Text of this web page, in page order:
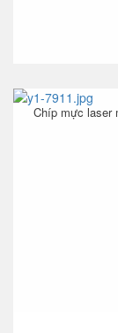
Chíp mực laser